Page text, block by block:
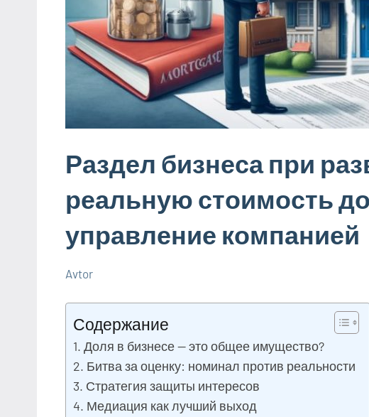
Раздел бизнеса при
реальную стоимость
управление компанией
советы в
ремонте и
материалах
февраля
2026
Avtor
комментариев
Содержание
Доля в бизнесе — это общее имущество?
Битва за оценку: номинал против реальности
Стратегия защиты интересов
Медиация как лучший выход